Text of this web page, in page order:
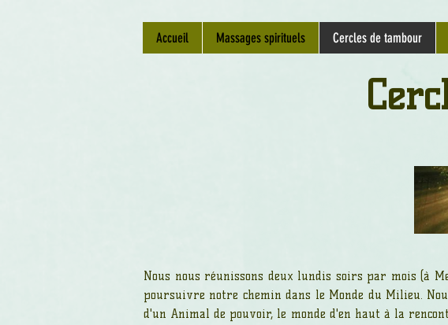
Accueil Massages spirituels Cercles de tambour
Nous nous réunissons deux lundis soirs par mois (à
poursuivre notre chemin dans le Monde du Milieu.
d'un Animal de pouvoir, le monde d'en haut à la